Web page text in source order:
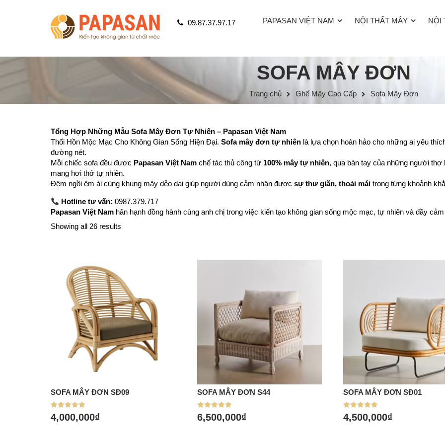
09.87.37.97.17 PAPASAN VIỆT NAM NỘI THẤT MÂY NỘI
SOFA MÂY ĐƠN
Trang chủ Ghế Mây Cao Cấp Sofa Mây Đơn
Tổng Hợp Những Mẫu Sofa Mây Đơn Tự Nhiên – Papasan Việt Nam
Thổi Hồn Mộc Mạc Cho Không Gian Sống Hiện Đại. Sofa mây đơn tự nhiên là lựa chọn hoàn hảo cho những ai yêu
đường nét.
Mỗi chiếc sofa đều được Papasan Việt Nam chế tác thủ công từ 100% mây tự nhiên, qua bàn tay của những người thợ
mang hơi thở tự nhiên.
Đệm ngồi êm ái cùng khung mây dẻo dai giúp người dùng cảm nhận được sự thư giãn, thoải mái trong từng khoảnh
Hotline tư vấn: 0987.379.717
Papasan Việt Nam hân hạnh đồng hành cùng anh chị trong việc kiến tạo không gian sống mộc mạc, tự nhiên và đầy
Showing all 26 results
Mua hàng
SOFA MÂY ĐƠN SĐ09
Được xếp
hạng
4,000,000₫
Mua hàng
SOFA MÂY ĐƠN S44
Được xếp
hạng
6,500,000₫
Mua hàng
SOFA MÂY ĐƠN SĐ01
Được xếp
hạng
4,500,000₫